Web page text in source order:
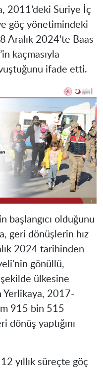
2011’deki Suriye İç
ve göç yönetimindeki
Aralık 2024’te Baas
kaçmasıyla
ifade etti.
başlangıcı olduğunu
geri dönüşlerin hız
2024 tarihinden
gönüllü,
ülkesine
Yerlikaya, 2017-
915 bin 515
dönüş yaptığını
12 yıllık süreçte göç